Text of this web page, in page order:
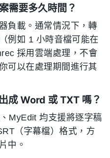
需要多久時間？
負載。通常情況下，轉
例如 1 小時音檔可能在
採用雲端處理，不會
可以在處理期間進行其
成 Word 或 TXT 嗎？
MyEdit 均支援將逐字稿
（字幕檔）格式，方
中。